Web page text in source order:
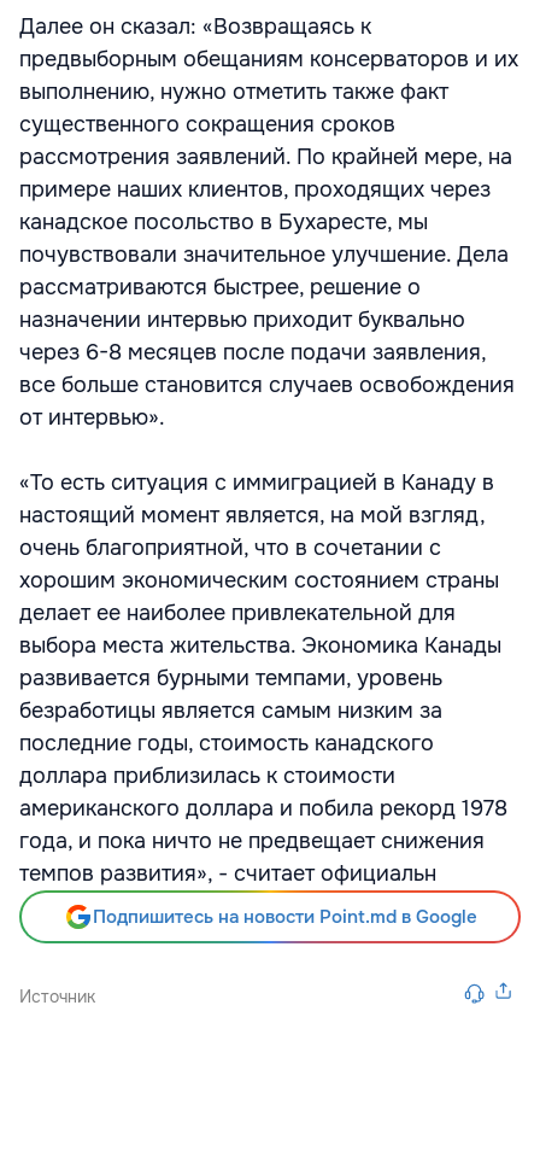
Далее он сказал: «Возвращаясь к
предвыборным обещаниям консерваторов и их
выполнению, нужно отметить также факт
существенного сокращения сроков
рассмотрения заявлений. По крайней мере, на
примере наших клиентов, проходящих через
канадское посольство в Бухаресте, мы
почувствовали значительное улучшение. Дела
рассматриваются быстрее, решение о
назначении интервью приходит буквально
через 6-8 месяцев после подачи заявления,
все больше становится случаев освобождения
от интервью».
«То есть ситуация с иммиграцией в Канаду в
настоящий момент является, на мой взгляд,
очень благоприятной, что в сочетании с
хорошим экономическим состоянием страны
делает ее наиболее привлекательной для
выбора места жительства. Экономика Канады
развивается бурными темпами, уровень
безработицы является самым низким за
последние годы, стоимость канадского
доллара приблизилась к стоимости
американского доллара и побила рекорд 1978
года, и пока ничто не предвещает снижения
темпов развития», - считает официальн
Подпишитесь на новости Point.md в Google
Источник